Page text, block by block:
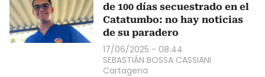
de 100 días secuestrado en el
Catatumbo: no hay noticias
de su paradero
17/06/2025 - 08:44
SEBASTIÁN BOSSA CASSIANI
Cartagena